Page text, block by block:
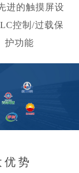
进的触摸屏设
控制/过载保
护功能
势